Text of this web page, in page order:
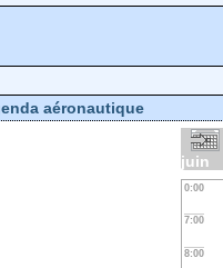
aéronautique
juin
0:00
7:00
8:00